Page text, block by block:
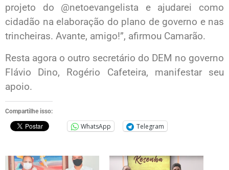
projeto do @netoevangelista e ajudarei como
cidadão na elaboração do plano de governo e nas
trincheiras. Avante, amigo!”, afirmou Camarão.
Resta agora o outro secretário do DEM no governo
Flávio Dino, Rogério Cafeteira, manifestar seu
apoio.
Compartilhe isso:
WhatsApp Telegram